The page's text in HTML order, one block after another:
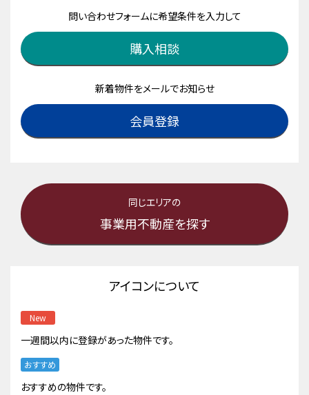
問い合わせフォームに希望条件を入力して
購入相談
新着物件をメールでお知らせ
会員登録
同じエリアの
事業用不動産を探す
アイコンについて
New
一週間以内に登録があった物件です。
おすすめ
おすすめの物件です。